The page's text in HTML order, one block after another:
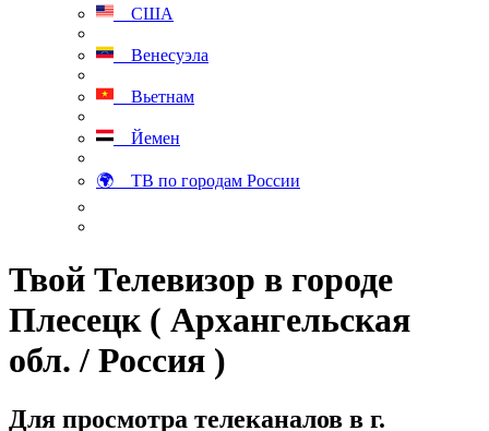
США
Венесуэла
Вьетнам
Йемен
🌍 ТВ по городам России
Твой Телевизор в городе
Плесецк ( Архангельская
обл. / Россия )
Для просмотра телеканалов в г.